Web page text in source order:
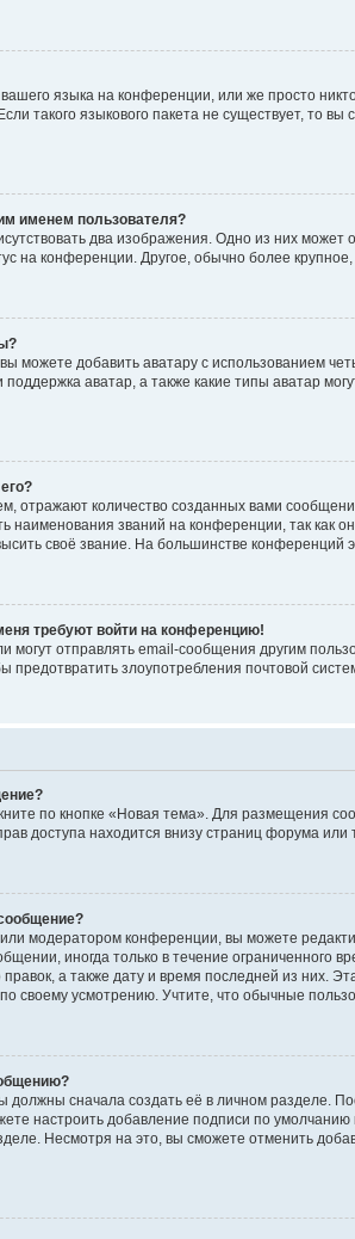
языка на конференции, или же просто
такого языкового пакета не существует,
именем пользователя?
два изображения. Одно из них
на конференции. Другое, обычно более
можете добавить аватару с использованием
аватар, а также какие типы аватар
отражают количество созданных вами
званий на конференции, так как
своё звание. На большинстве
требуют войти на конференцию!
могут отправлять email-сообщения другим
предотвратить злоупотребления почтовой
по кнопке «Новая тема». Для размещения
доступа находится внизу страниц форума
модератором конференции, вы можете
иногда только в течение ограниченного
правок, а также дату и время последней из них.
своему усмотрению. Учтите, что обычные
сначала создать её в личном разделе.
настроить добавление подписи по
Несмотря на это, вы сможете отменить